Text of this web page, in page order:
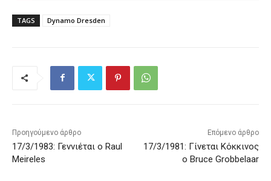
TAGS Dynamo Dresden
Προηγούμενο άρθρο
17/3/1983: Γεννιέται ο Raul
Meireles
Επόμενο άρθρο
17/3/1981: Γίνεται Κόκκινος
ο Bruce Grobbelaar